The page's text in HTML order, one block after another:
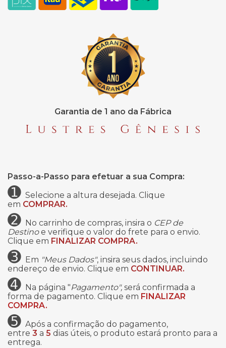
Garantia de 1 ano da Fábrica
Passo-a-Passo para efetuar a sua Compra:
➊ Selecione a altura desejada. Clique
em COMPRAR.
➋ No carrinho de compras, insira o CEP de
Destinoe verifique o valor do frete para o envio.
Clique em FINALIZAR COMPRA.
➌ Em "Meus Dados", insira seus dados, incluindo
endereço de envio. Clique em CONTINUAR.
➍ Na página "Pagamento", será confirmada a
forma de pagamento. Clique em FINALIZAR
COMPRA.
➎ Após a confirmação do pagamento,
entre 3 a 5 dias úteis, o produto estará pronto para a
entrega.